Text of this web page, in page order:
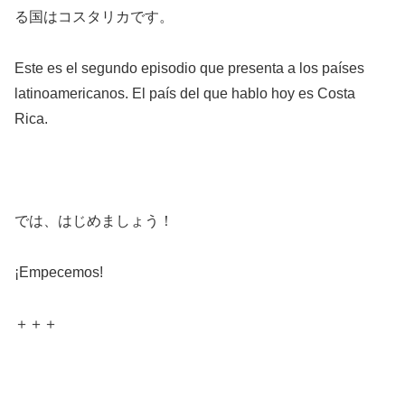
る国はコスタリカです。
Este es el segundo episodio que presenta a los países
latinoamericanos. El país del que hablo hoy es Costa
Rica.
では、はじめましょう！
¡Empecemos!
＋＋＋